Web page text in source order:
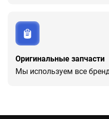
Оригинальные запчасти
Мы используем все